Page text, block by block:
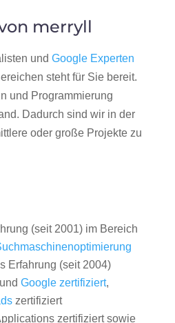
merryll
und Google Experten
steht für Sie bereit.
und Programmierung
Dadurch sind wir in der
oder große Projekte zu
(seit 2001) im Bereich
Erfahrung (seit 2004)
Google zertifiziert,
zertifiziert
zertifiziert sowie